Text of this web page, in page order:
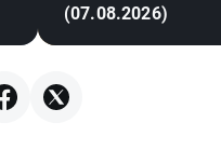
(07.08.2026)